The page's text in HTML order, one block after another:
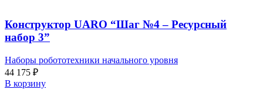
Конструктор UARO “Шаг №4 – Ресурсный
набор 3”
Наборы робототехники начального уровня
44 175 ₽
В корзину